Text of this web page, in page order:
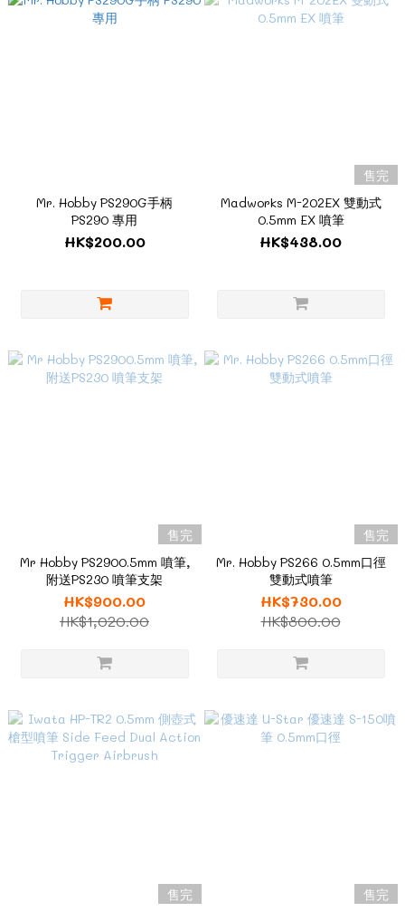
Mr. Hobby PS290G手柄
PS290 專用
HK$200.00
售完
Madworks M-202EX 雙動式
0.5mm EX 噴筆
HK$438.00
售完
Mr Hobby PS2900.5mm 噴筆,
附送PS230 噴筆支架
HK$900.00
HK$1,020.00
售完
Mr. Hobby PS266 0.5mm口徑
雙動式噴筆
HK$730.00
HK$800.00
售完
售完